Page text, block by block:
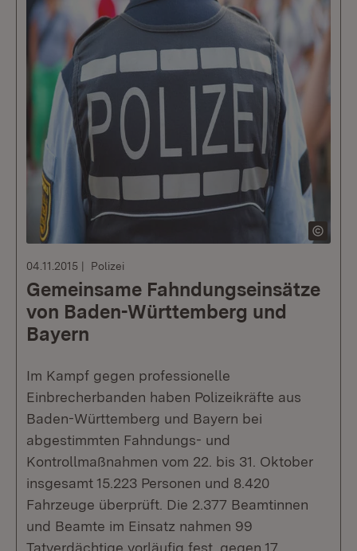
04.11.2015 Polizei
Gemeinsame Fahndungseinsätze
von Baden-Württemberg und
Bayern
Im Kampf gegen professionelle
Einbrecherbanden haben Polizeikräfte aus
Baden-Württemberg und Bayern bei
abgestimmten Fahndungs- und
Kontrollmaßnahmen vom 22. bis 31. Oktober
insgesamt 15.223 Personen und 8.420
Fahrzeuge überprüft. Die 2.377 Beamtinnen
und Beamte im Einsatz nahmen 99
Tatverdächtige vorläufig fest, gegen 17